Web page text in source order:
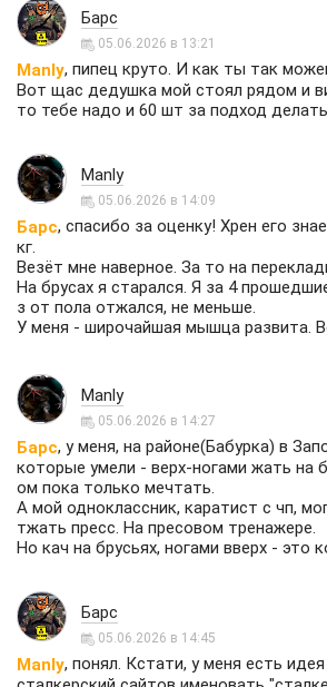
Барс
05.06.2026 в 13:21
Manly, пипец круто. И как ты так
Вот щас дедушка мой стоял рядом и
то тебе надо и 60 шт за подход
Manly
05.06.2026 в 14:09
Барс, спасибо за оценку! Хрен его
кг.
Везёт мне наверное. За то на
На брусах я старался. Я за 4
з от пола отжался, не меньше.
У меня - широчайшая мышца развита.
Manly
05.06.2026 в 14:27
Барс, у меня, на районе(Бабурка) в
которые умели - верх-ногами жать на
ом пока только мечтать.
А мой одноклассник, каратист с чп,
тжать пресс. На пресовом тренажере.
Но кач на брусьях, ногами вверх - это
Барс
05.06.2026 в 14:45
Manly, понял. Кстати, у меня есть